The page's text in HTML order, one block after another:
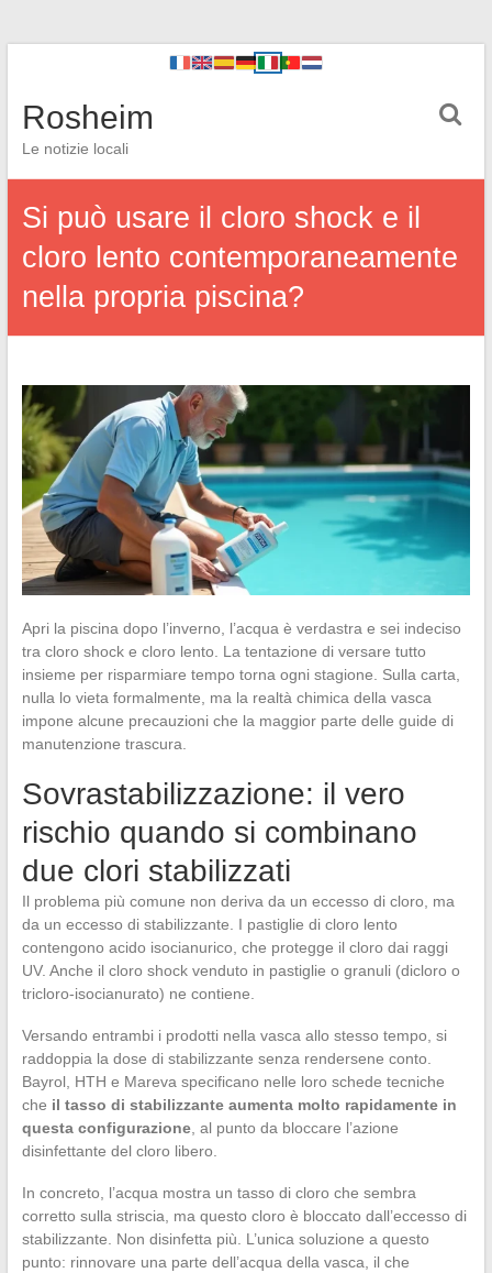
Rosheim
Le notizie locali
Si può usare il cloro shock e il
cloro lento contemporaneamente
nella propria piscina?
Apri la piscina dopo l’inverno, l’acqua è verdastra e sei indeciso
tra cloro shock e cloro lento. La tentazione di versare tutto
insieme per risparmiare tempo torna ogni stagione. Sulla carta,
nulla lo vieta formalmente, ma la realtà chimica della vasca
impone alcune precauzioni che la maggior parte delle guide di
manutenzione trascura.
Sovrastabilizzazione: il vero
rischio quando si combinano
due clori stabilizzati
Il problema più comune non deriva da un eccesso di cloro, ma
da un eccesso di stabilizzante. I pastiglie di cloro lento
contengono acido isocianurico, che protegge il cloro dai raggi
UV. Anche il cloro shock venduto in pastiglie o granuli (dicloro o
tricloro-isocianurato) ne contiene.
Versando entrambi i prodotti nella vasca allo stesso tempo, si
raddoppia la dose di stabilizzante senza rendersene conto.
Bayrol, HTH e Mareva specificano nelle loro schede tecniche
che il tasso di stabilizzante aumenta molto rapidamente in
questa configurazione, al punto da bloccare l’azione
disinfettante del cloro libero.
In concreto, l’acqua mostra un tasso di cloro che sembra
corretto sulla striscia, ma questo cloro è bloccato dall’eccesso di
stabilizzante. Non disinfetta più. L’unica soluzione a questo
punto: rinnovare una parte dell’acqua della vasca, il che